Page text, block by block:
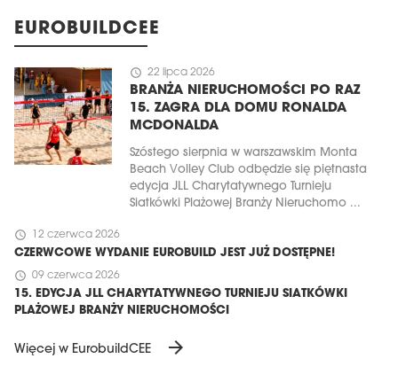
EUROBUILDCEE
schedule 22 lipca 2026
BRANŻA NIERUCHOMOŚCI PO RAZ
15. ZAGRA DLA DOMU RONALDA
MCDONALDA
Szóstego sierpnia w warszawskim Monta
Beach Volley Club odbędzie się piętnasta
edycja JLL Charytatywnego Turnieju
Siatkówki Plażowej Branży Nieruchomo ...
schedule 12 czerwca 2026
CZERWCOWE WYDANIE EUROBUILD JEST JUŻ DOSTĘPNE!
schedule 09 czerwca 2026
15. EDYCJA JLL CHARYTATYWNEGO TURNIEJU SIATKÓWKI
PLAŻOWEJ BRANŻY NIERUCHOMOŚCI
Więcej w EurobuildCEE arrow_forward